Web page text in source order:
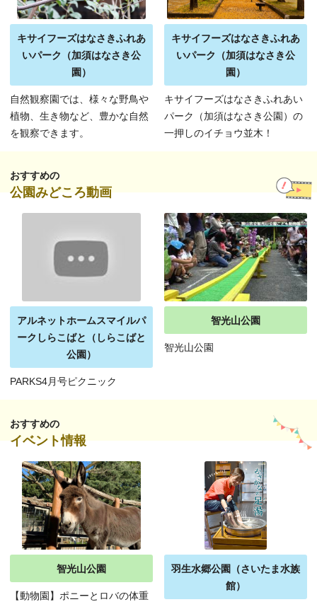
キサイフーズはなさきふれあ
いパーク（加須はなさき公
園）
自然観察園では、様々な野鳥や
植物、生き物など、豊かな自然
を観察できます。
キサイフーズはなさきふれあ
いパーク（加須はなさき公
園）
キサイフーズはなさきふれあい
パーク（加須はなさき公園）の
一押しのイチョウ並木！
おすすめの
公園みどころ動画
アルネットホームスマイルパ
ークしらこばと（しらこばと
公園）
PARKS4月号ピクニック
智光山公園
智光山公園
おすすめの
イベント情報
智光山公園
【動物園】ポニーとロバの体重
羽生水郷公園（さいたま水族
館）